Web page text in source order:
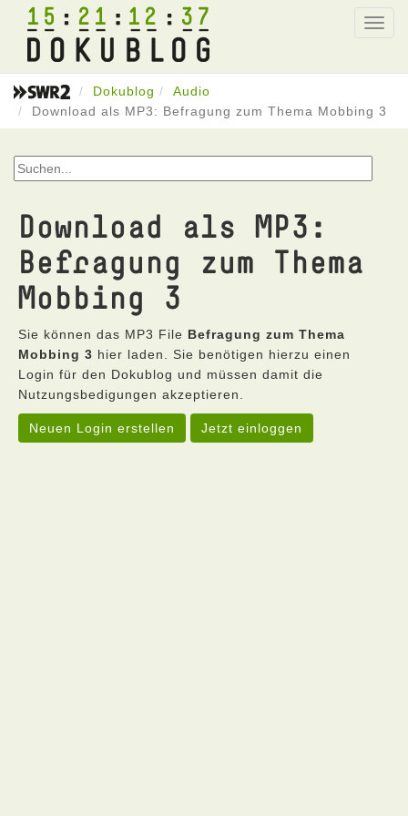
15 21 12 37
Dokublog
Audio
Download als MP3: Befragung zum Thema Mobbing 3
Download als MP3:
Befragung zum Thema
Mobbing 3
Sie können das MP3 File Befragung zum Thema
Mobbing 3 hier laden. Sie benötigen hierzu einen
Login für den Dokublog und müssen damit die
Nutzungsbedigungen akzeptieren.
Neuen Login erstellen Jetzt einloggen